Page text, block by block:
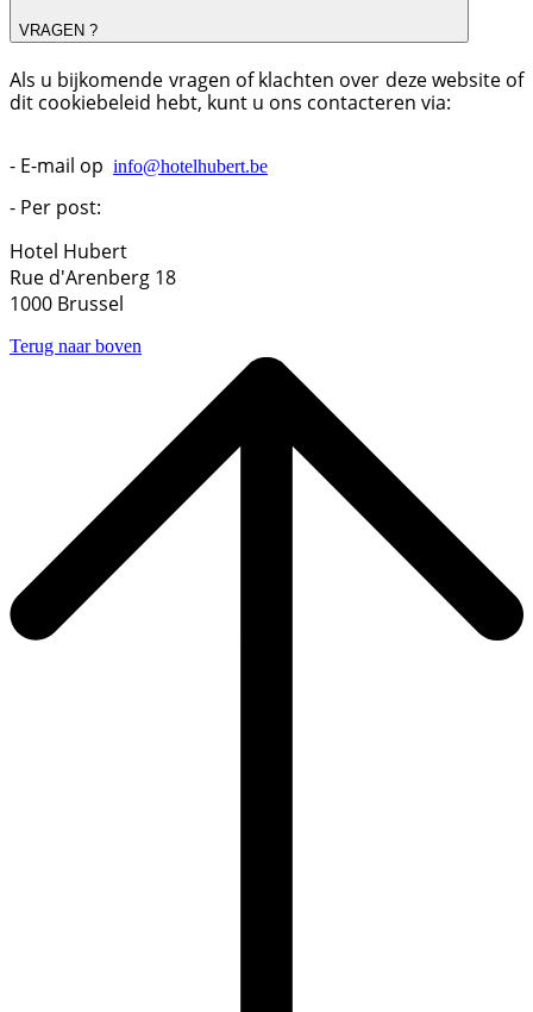
VRAGEN ?
Als u bijkomende vragen of klachten over deze website of
dit cookiebeleid hebt, kunt u ons contacteren via:
- E-mail op info@hotelhubert.be
- Per post:
Hotel Hubert
Rue d'Arenberg 18
1000 Brussel
Terug naar boven